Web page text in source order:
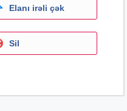
Elanı irəli çək
Sil